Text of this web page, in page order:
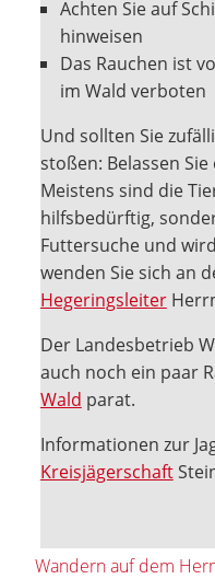
Achten Sie auf
hinweisen
Das Rauchen ist
im Wald verboten
Und sollten Sie
stoßen: Belassen
Meistens sind die
hilfsbedürftig,
Futtersuche und
wenden Sie sich an
Hegeringsleiter
Der Landesbetrieb
auch noch ein paar
Wald parat.
Informationen zur
Kreisjägerschaft
Wandern auf dem